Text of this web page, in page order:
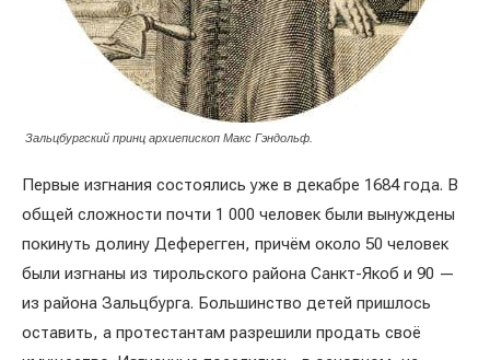
Зальцбургский принц архиепископ Макс Гэндольф.
Первые изгнания состоялись уже в декабре 1684 года. В
общей сложности почти 1 000 человек были вынуждены
покинуть долину Деферегген, причём около 50 человек
были изгнаны из тирольского района Санкт-Якоб и 90 —
из района Зальцбурга. Большинство детей пришлось
оставить, а протестантам разрешили продать своё